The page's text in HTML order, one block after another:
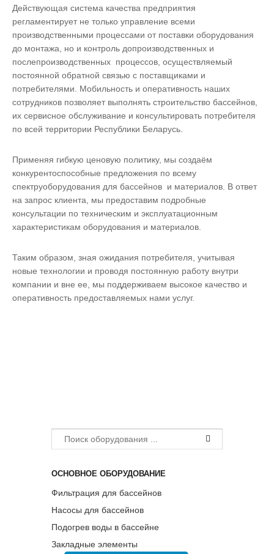
Действующая система качества предприятия
регламентирует не только управление всеми
производственными процессами от поставки оборудования
до монтажа, но и контроль допроизводственных и
послепроизводственных процессов, осуществляемый
постоянной обратной связью с поставщиками и
потребителями. Мобильность и оперативность наших
сотрудников позволяет выполнять строительство бассейнов,
их сервисное обслуживание и консультировать потребителя
по всей территории Республики Беларусь.
Применяя гибкую ценовую политику, мы создаём
конкурентоспособные предложения по всему
спектруоборудования для бассейнов и материалов. В ответ
на запрос клиента, мы предоставим подробные
консультации по техническим и эксплуатационным
характеристикам оборудования и материалов.
Таким образом, зная ожидания потребителя, учитывая
новые технологии и проводя постоянную работу внутри
компании и вне ее, мы поддерживаем высокое качество и
оперативность предоставляемых нами услуг.
ОСНОВНОЕ ОБОРУДОВАНИЕ
Фильтрация для бассейнов
Насосы для бассейнов
Подогрев воды в бассейне
Закладные элементы